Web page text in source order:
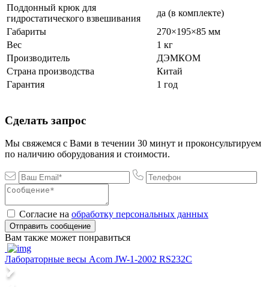
Поддонный крюк для
гидростатического взвешивания
да (в комплекте)
Габариты
270×195×85 мм
Вес
1 кг
Производитель
ДЭМКОМ
Страна производства
Китай
Гарантия
1 год
Сделать запрос
Мы свяжемся с Вами в течении 30 минут и проконсультируем
по наличию оборудования и стоимости.
Согласие на обработку персональных данных
Отправить сообщение
Вам также может понравиться
Лабораторные весы Acom JW-1-2002 RS232C